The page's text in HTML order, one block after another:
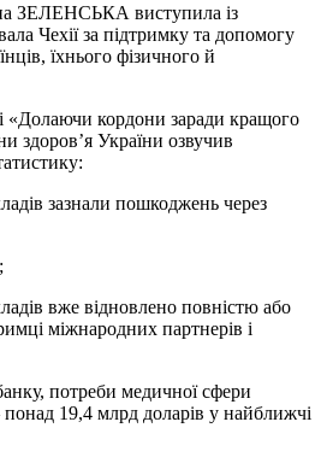
ЗЕЛЕНСЬКА виступила із
Чехії за підтримку та допомогу
їхнього фізичного й
«Долаючи кордони заради кращого
здоров’я України озвучив
зазнали пошкоджень через
вже відновлено повністю або
міжнародних партнерів і
потреби медичної сфери
19,4 млрд доларів у найближчі